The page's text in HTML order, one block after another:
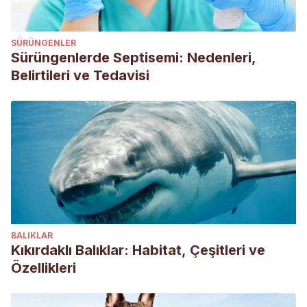
Issues, and Problems in Captive Wolf Research,4, 375.
Huber, L. (2016). How dogs perceive and understand
us.Current Directions in Psychological Science
344.
SÜRÜNGENLER
Sürüngenlerde Septisemi: Nedenleri,
Belirtileri ve Tedavisi
BALIKLAR
Kıkırdaklı Balıklar: Habitat, Çeşitleri ve
Özellikleri